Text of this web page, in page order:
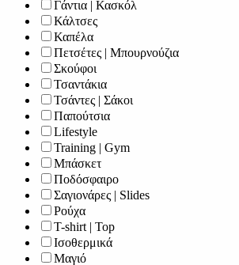
Γάντια | Κασκόλ
Κάλτσες
Καπέλα
Πετσέτες | Μπουρνούζια
Σκούφοι
Τσαντάκια
Τσάντες | Σάκοι
Παπούτσια
Lifestyle
Training | Gym
Μπάσκετ
Ποδόσφαιρο
Σαγιονάρες | Slides
Ρούχα
T-shirt | Top
Ισοθερμικά
Μαγιό